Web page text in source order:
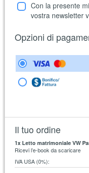
Con la presente
vostra newsletter
Opzioni di
Il tuo ordine
1x Letto matrimoniale VW
Ricevi l’e-book da scaricare
IVA USA (0%):